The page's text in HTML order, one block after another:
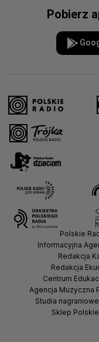
Pobierz
Polskie
Informacyjna
Redakcja
Redakcja
Centrum
Agencja Muzyczna
Studia
Sklep